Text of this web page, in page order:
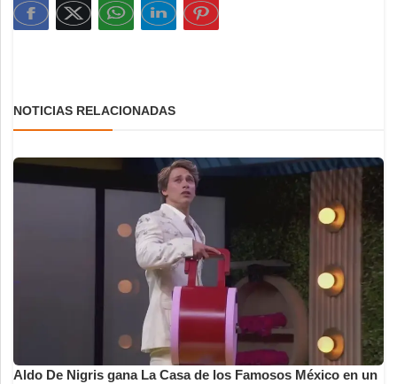
NOTICIAS RELACIONADAS
Aldo De Nigris gana La Casa de los Famosos México en un